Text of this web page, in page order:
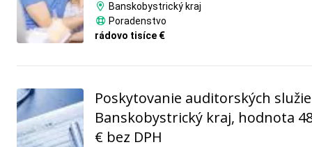
Banskobystrický kraj
Poradenstvo
rádovo tisíce €
Poskytovanie auditorských
Banskobystrický kraj, hodnota
€ bez DPH